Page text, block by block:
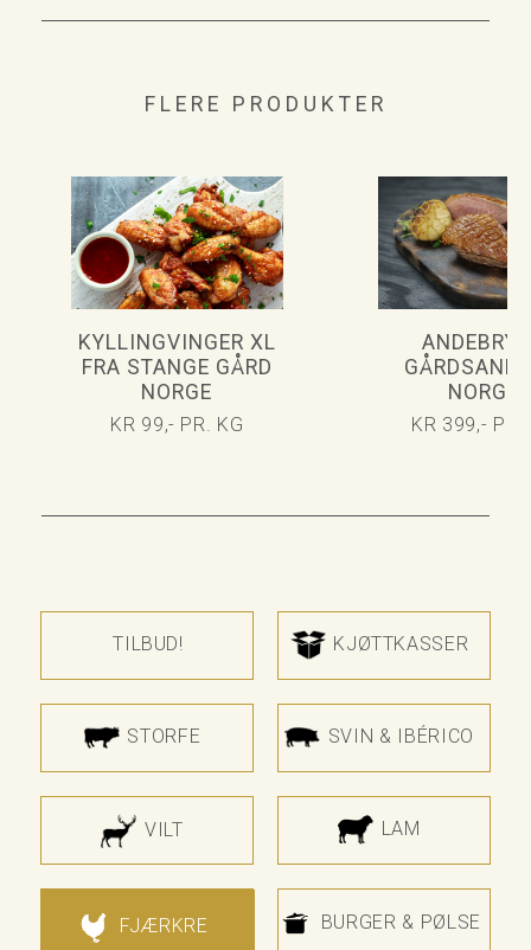
FLERE PRODUKTER
KYLLINGVINGER XL
FRA STANGE GÅRD
NORGE
KR 99,- PR. KG
GÅRDSAND
NORGE
KR 399,- PR.
TILBUD! KJØTTKASSER
STORFE SVIN & IBÉRICO
VILT LAM
FJÆRKRE BURGER & PØLSE